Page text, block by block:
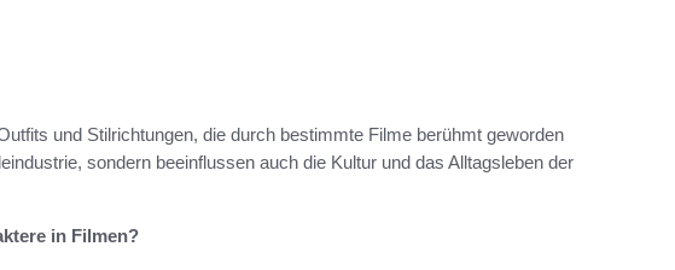
und Stilrichtungen, die durch bestimmte Filme berühmt geworden
sondern beeinflussen auch die Kultur und das Alltagsleben der
in Filmen?